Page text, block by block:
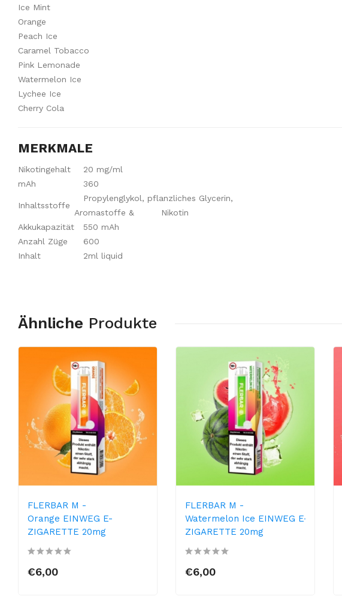
Ice Mint
Orange
Peach Ice
Caramel Tobacco
Pink Lemonade
Watermelon Ice
Lychee Ice
Cherry Cola
MERKMALE
Nikotingehalt
20 mg/ml
mAh
360
Inhaltsstoffe
Propylenglykol, pflanzliches Glycerin,
Aromastoffe & Nikotin
Akkukapazität 550 mAh
Anzahl Züge
600
Inhalt
2ml liquid
Ähnliche Produkte
FLERBAR M -
Orange EINWEG E-
ZIGARETTE 20mg
€6,00
FLERBAR M -
Watermelon Ice EINWEG E-
ZIGARETTE 20mg
€6,00